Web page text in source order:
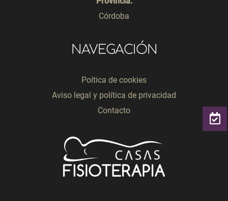
Córdoba
NAVEGACIÓN
Poítica de cookies
Aviso legal y política de privacidad
Contacto